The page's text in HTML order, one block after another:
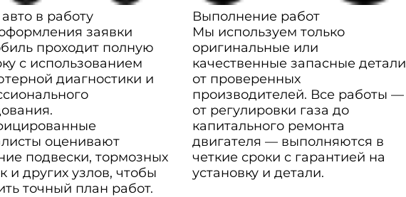
в работу
заявки
проходит полную
с использованием
диагностики и
оценивают
подвески, тормозных
и других узлов, чтобы
точный план работ.
Выполнение работ
Мы используем только
оригинальные или
качественные запасные детали
от проверенных
производителей. Все работы —
от регулировки газа до
капитального ремонта
двигателя — выполняются в
четкие сроки с гарантией на
установку и детали.